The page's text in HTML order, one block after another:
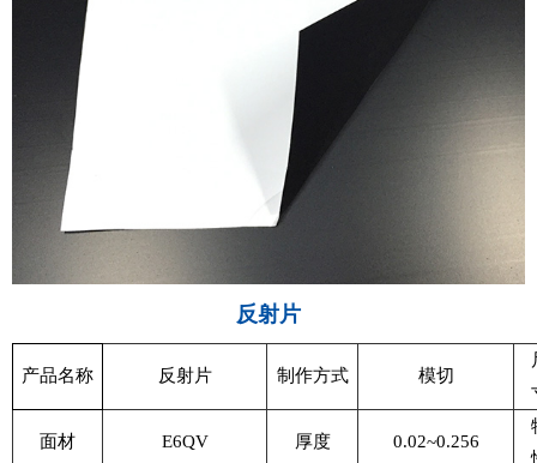
反射片
产品名称 反射片 制作方式 模切
面材 E6QV 厚度 0.02~0.256